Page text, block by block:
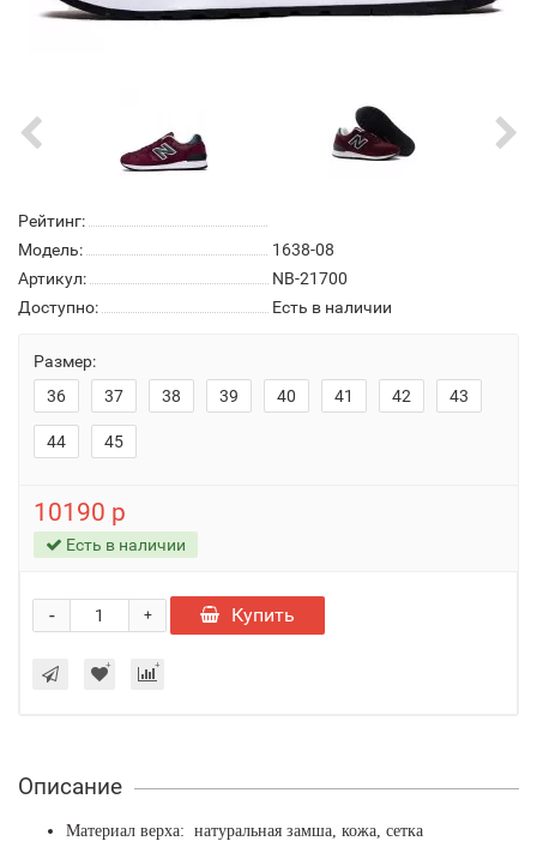
Рейтинг:
Модель:
1638-08
Артикул:
NB-21700
Доступно:
Есть в наличии
Размер:
36
37 38 39 40 41 42 43
44 45
10190 р
Есть в наличии
+
- Купить
Описание
Материал верха: натуральная замша, кожа, сетка